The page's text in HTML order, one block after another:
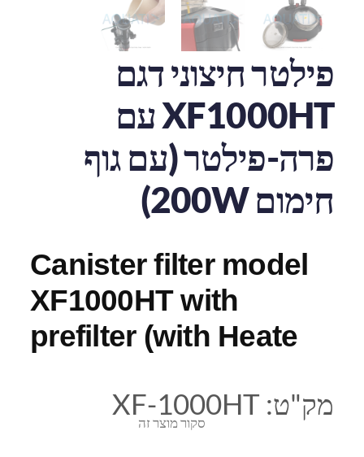
פילטר חיצוני דגם
XF1000HT עם
פרה-פילטר (עם גוף
חימום 200W)
Canister filter model
XF1000HT with
prefilter (with Heate
סקור מוצר זה
מק"ט: XF-1000HT